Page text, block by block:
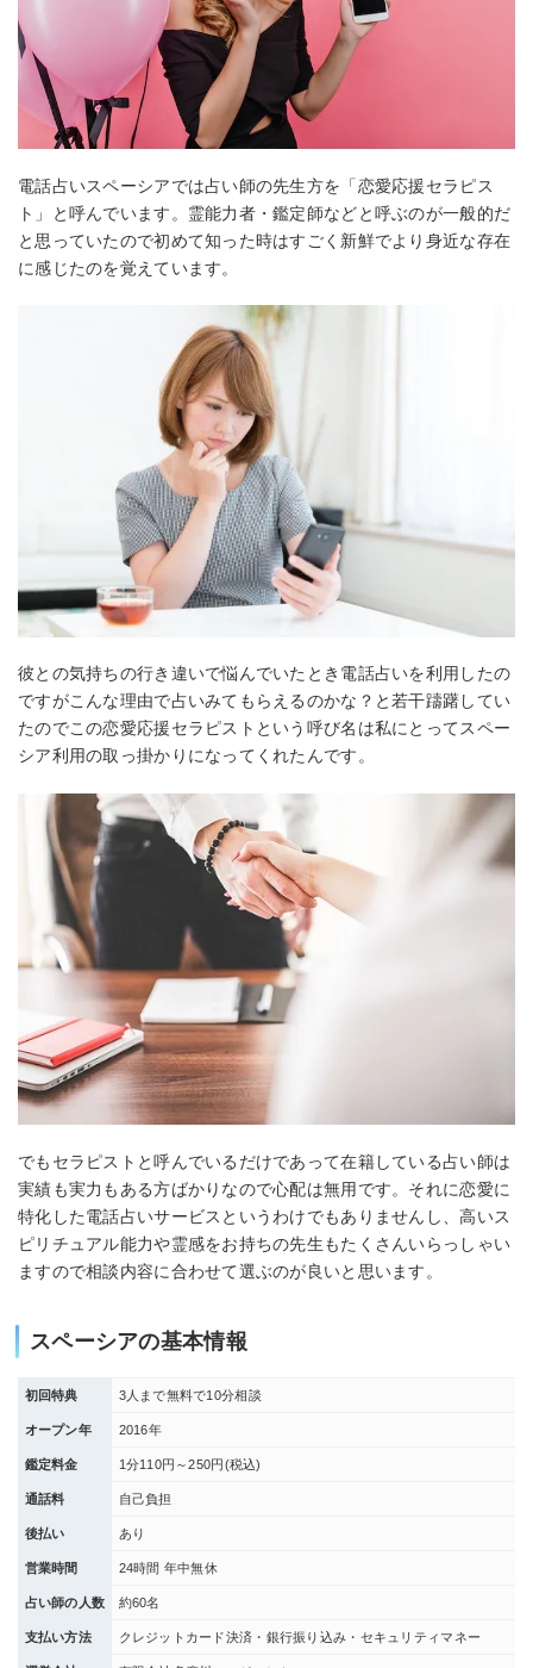
電話占いスペーシアでは占い師の先生方を「恋愛応援セラピス
ト」と呼んでいます。霊能力者・鑑定師などと呼ぶのが一般的だ
と思っていたので初めて知った時はすごく新鮮でより身近な存在
に感じたのを覚えています。
彼との気持ちの行き違いで悩んでいたとき電話占いを利用したの
ですがこんな理由で占いみてもらえるのかな？と若干躊躇してい
たのでこの恋愛応援セラピストという呼び名は私にとってスペー
シア利用の取っ掛かりになってくれたんです。
でもセラピストと呼んでいるだけであって在籍している占い師は
実績も実力もある方ばかりなので心配は無用です。それに恋愛に
特化した電話占いサービスというわけでもありませんし、高いス
ピリチュアル能力や霊感をお持ちの先生もたくさんいらっしゃい
ますので相談内容に合わせて選ぶのが良いと思います。
スペーシアの基本情報
初回特典 3人まで無料で10分相談
オープン年 2016年
鑑定料金 1分110円～250円(税込)
通話料 自己負担
後払い あり
営業時間 24時間 年中無休
占い師の人数 約60名
支払い方法 クレジットカード決済・銀行振り込み・セキュリティマネー